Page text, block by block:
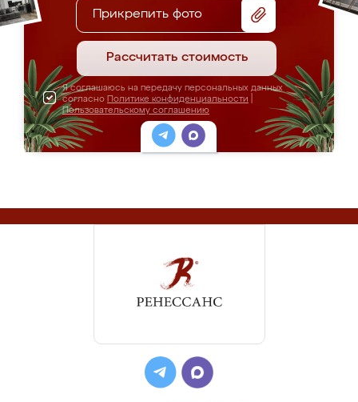
Прикрепить фото
Рассчитать стоимость
Я соглашаюсь на передачу персональных данных
согласно Политике конфиденциальности
Пользовательскому соглашению